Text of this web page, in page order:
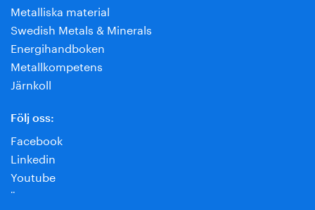
Metalliska material
Swedish Metals & Minerals
Energihandboken
Metallkompetens
Järnkoll
Följ oss:
Facebook
Linkedin
Youtube
¨